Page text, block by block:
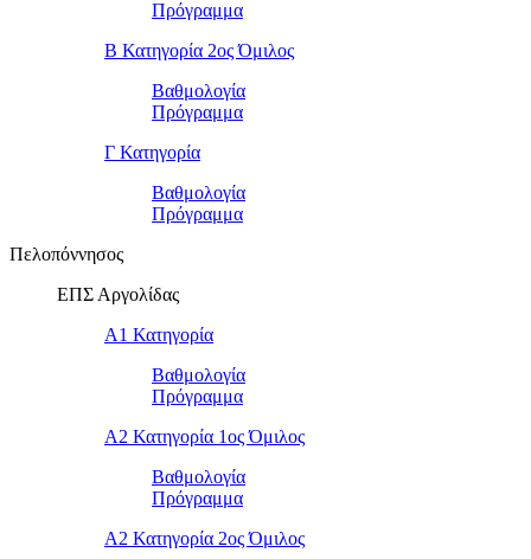
Πρόγραμμα
Β Κατηγορία 2ος Όμιλος
Βαθμολογία
Πρόγραμμα
Γ Κατηγορία
Βαθμολογία
Πρόγραμμα
Πελοπόννησος
ΕΠΣ Αργολίδας
Α1 Κατηγορία
Βαθμολογία
Πρόγραμμα
Α2 Κατηγορία 1ος Όμιλος
Βαθμολογία
Πρόγραμμα
Α2 Κατηγορία 2ος Όμιλος